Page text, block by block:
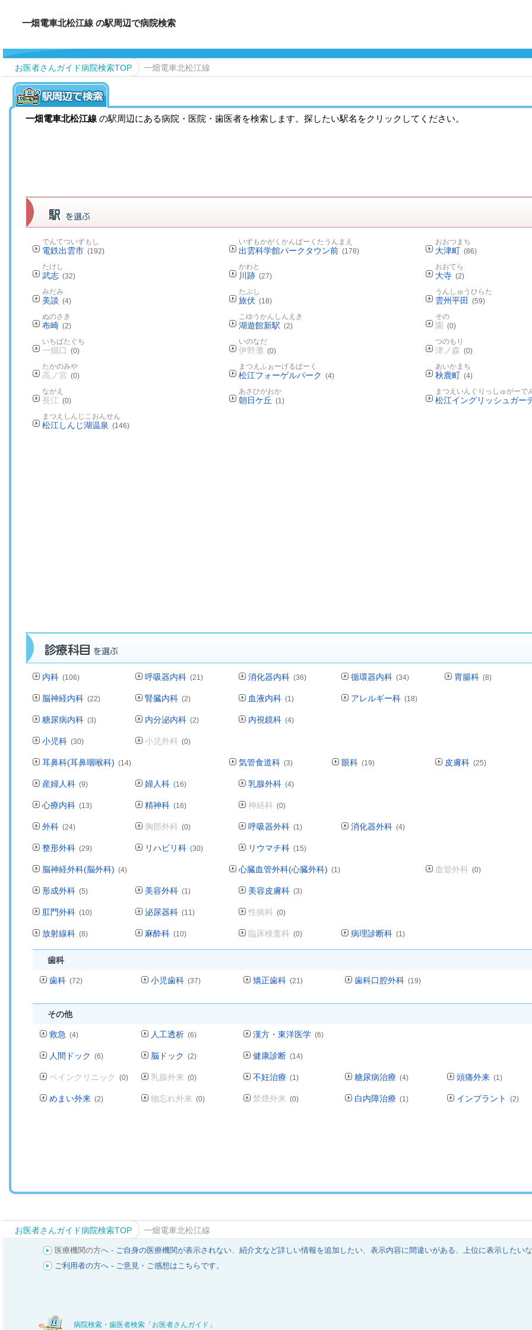
一畑電車北松江線 の駅周辺で病院検索
お医者さんガイド病院検索TOP 一畑電車北松江線
一畑電車北松江線 の駅周辺にある病院・医院・歯医者を検索します。探したい駅名をクリックしてください。
でんてついずもし
電鉄出雲市 (192)
いずもかがくかんぱーくたうんまえ
出雲科学館パークタウン前 (178)
おおつまち
大津町 (86)
たけし
武志 (32)
かわと
川跡 (27)
おおてら
大寺 (2)
みだみ
美談 (4)
たぶし
旅伏 (18)
うんしゅうひらた
雲州平田
(59)
ぬのさき
布崎 (2)
こゆうかんしんえき
湖遊館新駅 (2)
その
園 (0)
いちばたぐち
一畑口 (0)
いのなだ
伊野灘 (0)
つのもり
津ノ森 (0)
たかのみや
高ノ宮 (0)
まつえふぉーげるぱーく
松江フォーゲルパーク (4)
あいかまち
秋鹿町 (4)
ながえ
長江 (0)
あさひがおか
朝日ケ丘 (1)
まつえいんぐりっしゅがーで
松江イングリッシュガー
まつえしんじこおんせん
松江しんじ湖温泉 (146)
内科 (106) 呼吸器内科 (21) 消化器内科 (36) 循環器内科 (34) 胃腸科 (8)
脳神経内科 (22) 腎臓内科 (2) 血液内科 (1) アレルギー科 (18)
糖尿病内科 (3) 内分泌内科 (2) 内視鏡科 (4)
小児科 (30) 小児外科 (0)
耳鼻科(耳鼻咽喉科) (14) 気管食道科 (3) 眼科 (19) 皮膚科 (25)
産婦人科 (9) 婦人科 (16) 乳腺外科 (4)
心療内科 (13) 精神科 (16) 神経科 (0)
外科 (24) 胸部外科 (0) 呼吸器外科 (1) 消化器外科 (4)
整形外科 (29) リハビリ科 (30) リウマチ科 (15)
脳神経外科(脳外科) (4) 心臓血管外科(心臓外科) (1) 血管外科 (0)
形成外科 (5) 美容外科 (1) 美容皮膚科 (3)
肛門外科 (10) 泌尿器科 (11) 性病科 (0)
放射線科 (8) 麻酔科 (10) 臨床検査科 (0) 病理診断科 (1)
歯科
歯科 (72) 小児歯科 (37) 矯正歯科 (21) 歯科口腔外科 (19)
その他
救急 (4) 人工透析 (6) 漢方・東洋医学 (6)
人間ドック (6) 脳ドック (2) 健康診断 (14)
ペインクリニック (0) 乳腺外来 (0) 不妊治療 (1) 糖尿病治療 (4) 頭痛外来 (1)
めまい外来 (2) 物忘れ外来 (0) 禁煙外来 (0) 白内障治療 (1) インプラント (2)
お医者さんガイド病院検索TOP 一畑電車北松江線
医療機関の方へ - ご自身の医療機関が表示されない、 紹介文など詳しい情報を追加したい、 表示内容に間違いがある、 上位に表示したい
ご利用者の方へ - ご意見・ご感想はこちらです。
病院検索・歯医者検索「お医者さんガイド」